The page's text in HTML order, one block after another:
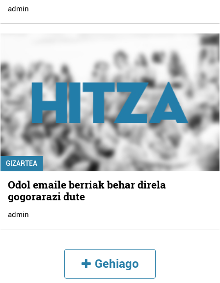
admin
GIZARTEA
Odol emaile berriak behar direla
gogorarazi dute
admin
Gehiago